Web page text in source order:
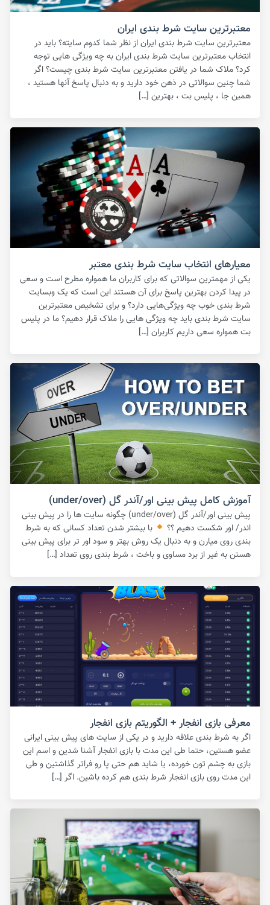
معتبرترین سایت شرط بندی ایران
معتبرترین سایت شرط بندی ایران از نظر شما کدوم سایته؟ باید در
انتخاب معتبرترین سایت شرط بندی ایران به چه ویژگی هایی توجه
کرد؟ ملاک شما در یافتن معتبرترین سایت شرط بندی چیست؟ اگر
شما چنین سوالاتی در ذهن خود دارید و به دنبال پاسخ آنها هستید ،
همین جا ، پلیس بت ، بهترین […]
معیارهای انتخاب سایت شرط بندی معتبر
یکی از مهمترین سوالاتی که برای کاربران ما همواره مطرح است و سعی
در پیدا کردن بهترین پاسخ برای آن هستند این است که یک وبسایت
شرط بندی خوب چه ویژگی‌هایی دارد؟ و برای تشخیص معتبرترین
سایت شرط بندی باید چه ویژگی هایی را ملاک قرار دهیم؟ ما در پلیس
بت همواره سعی داریم کاربران […]
آموزش کامل پیش بینی اور/آندر گل (under/over)
پیش بینی اور/آندر گل (under/over) چگونه سایت ها را در پیش بینی
اندر/ اور شکست دهیم ؟؟
با بیشتر شدن تعداد کسانی که به شرط
بندی روی میارن و به دنبال یک روش بهتر و سود اور تر برای پیش بینی
هستن به غیر از برد مساوی و باخت ، شرط بندی روی تعداد […]
معرفی بازی انفجار + الگوریتم بازی انفجار
اگر به شرط بندی علاقه دارید و در یکی از سایت های پیش بینی ایرانی
عضو هستین، حتما طی این مدت با بازی انفجار آشنا شدین و اسم این
بازی به چشم تون خورده، یا شاید هم حتی پا رو فراتر گذاشتین و طی
این مدت روی بازی انفجار شرط بندی هم کرده باشین. اگر […]